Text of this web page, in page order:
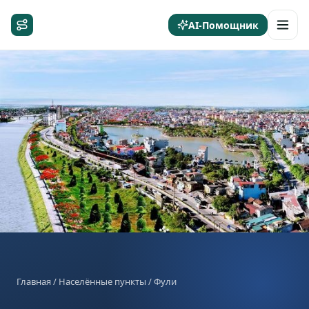
AI-Помощник
Главная/ Населённые пункты / Фули